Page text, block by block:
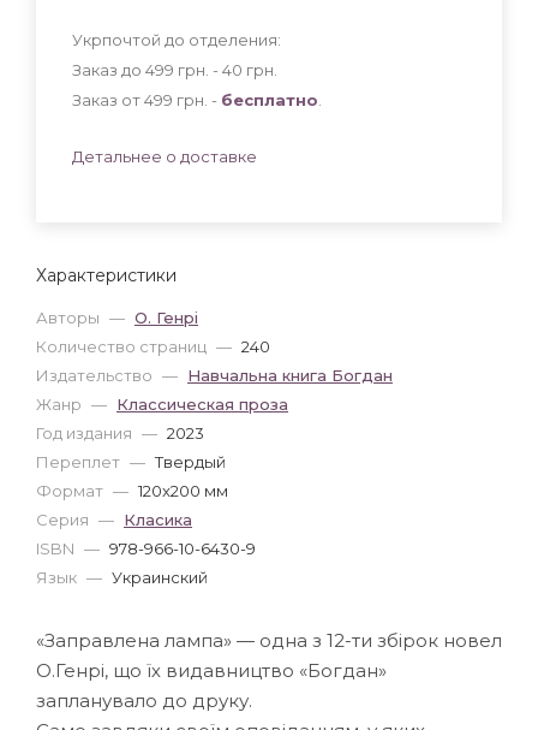
Характеристики
Авторы — О. Генрі
Количество страниц — 240
Издательство — Навчальна книга Богдан
Жанр — Классическая проза
Год издания — 2023
Переплет — Твердый
Формат — 120x200 мм
Серия — Класика
ISBN — 978-966-10-6430-9
Язык — Украинский
Укрпочтой до отделения:
Заказ до 499 грн. - 40 грн
Заказ от 499 грн. - бесплатно
Детальнее о доставке
«Заправлена лампа» — одна з 12-ти збірок новел
О.Генрі, що їх видавництво «Богдан»
запланувало до друку.